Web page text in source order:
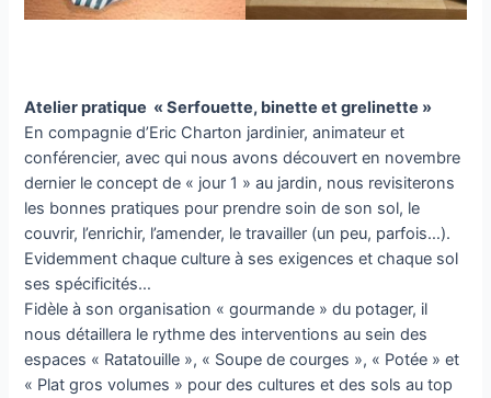
Atelier pratique « Serfouette, binette et grelinette »
En compagnie d’Eric Charton jardinier, animateur et
conférencier, avec qui nous avons découvert en novembre
dernier le concept de « jour 1 » au jardin, nous revisiterons
les bonnes pratiques pour prendre soin de son sol, le
couvrir, l’enrichir, l’amender, le travailler (un peu, parfois…).
Evidemment chaque culture à ses exigences et chaque sol
ses spécificités…
Fidèle à son organisation « gourmande » du potager, il
nous détaillera le rythme des interventions au sein des
espaces « Ratatouille », « Soupe de courges », « Potée » et
« Plat gros volumes » pour des cultures et des sols au top